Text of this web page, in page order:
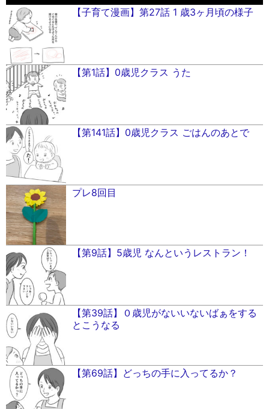
【子育て漫画】第27話 1 歳3ヶ月頃の様子
【第1話】0歳児クラス うた
【第141話】0歳児クラス ごはんのあとで
プレ8回目
【第9話】5歳児 なんというレストラン！
【第39話】０歳児がないいないばぁをする
とこうなる
【第69話】どっちの手に入ってるか？